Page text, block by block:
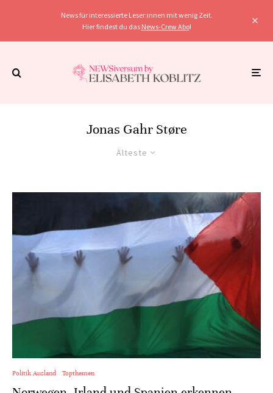
News für interessierte Leser:innen mit wenig Zeit.
Hier findest du das News-Crew Abo!
Jonas Gahr Støre
Älteste
Politik Ausland Topthemen